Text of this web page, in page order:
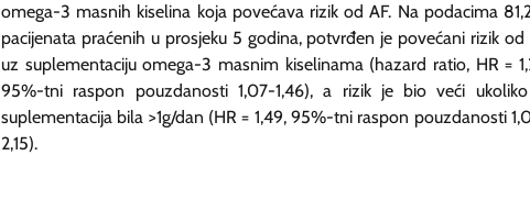
omega-3 masnih kiselina koja povećava rizik od AF. Na podacima
pacijenata praćenih u prosjeku 5 godina, potvrđen je povećani rizik od
uz suplementaciju omega-3 masnim kiselinama (hazard ratio, HR =
95%-tni raspon pouzdanosti 1,07-1,46), a rizik je bio veći
suplementacija bila >1g/dan (HR = 1,49, 95%-tni raspon pouzdanosti
2,15).